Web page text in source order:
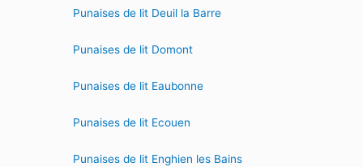
Punaises de lit Deuil la Barre
Punaises de lit Domont
Punaises de lit Eaubonne
Punaises de lit Ecouen
Punaises de lit Enghien les Bains